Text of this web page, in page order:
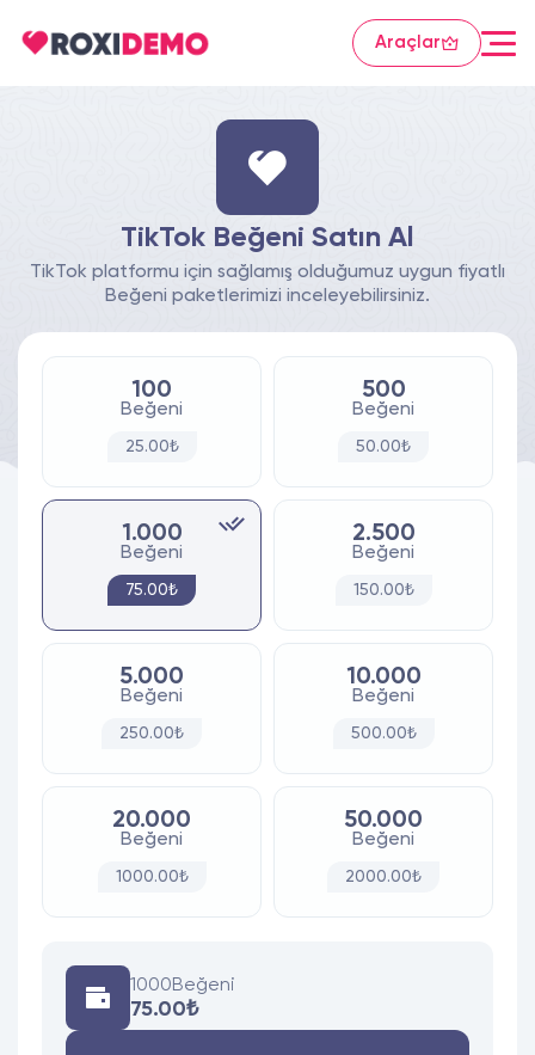
Araçlar
TikTok Beğeni Satın Al
TikTok platformu için sağlamış olduğumuz uygun fiyatlı
Beğeni paketlerimizi inceleyebilirsiniz.
100
Beğeni
25.00₺
500
Beğeni
50.00₺
1.000
Beğeni
75.00₺
2.500
Beğeni
150.00₺
5.000
Beğeni
250.00₺
10.000
Beğeni
500.00₺
20.000
Beğeni
1000.00₺
50.000
Beğeni
2000.00₺
1000Beğeni
75.00₺